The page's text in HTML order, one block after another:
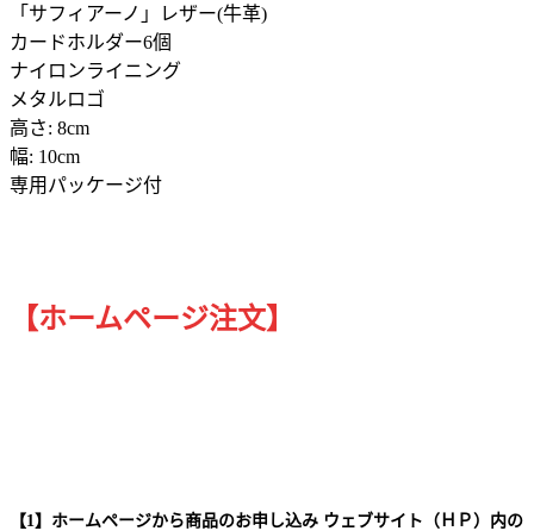
「サフィアーノ」レザー(牛革)
カードホルダー6個
ナイロンライニング
メタルロゴ
高さ: 8cm
幅: 10cm
専用パッケージ付
【ホームページ注文】
【1】ホームページから商品のお申し込み ウェブサイト（ＨＰ）内の